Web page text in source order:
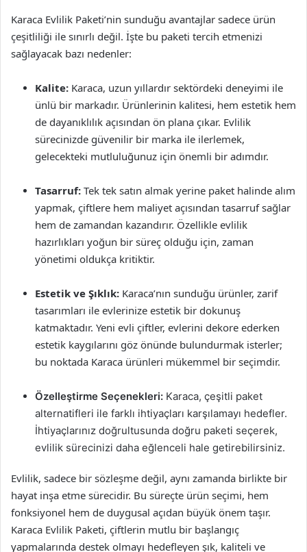
Karaca Evlilik Paketi’nin sunduğu avantajlar sadece ürün
çeşitliliği ile sınırlı değil. İşte bu paketi tercih etmenizi
sağlayacak bazı nedenler:
Kalite: Karaca, uzun yıllardır sektördeki deneyimi ile
ünlü bir markadır. Ürünlerinin kalitesi, hem estetik hem
de dayanıklılık açısından ön plana çıkar. Evlilik
sürecinizde güvenilir bir marka ile ilerlemek,
gelecekteki mutluluğunuz için önemli bir adımdır.
Tasarruf: Tek tek satın almak yerine paket halinde alım
yapmak, çiftlere hem maliyet açısından tasarruf sağlar
hem de zamandan kazandırır. Özellikle evlilik
hazırlıkları yoğun bir süreç olduğu için, zaman
yönetimi oldukça kritiktir.
Estetik ve Şıklık: Karaca’nın sunduğu ürünler, zarif
tasarımları ile evlerinize estetik bir dokunuş
katmaktadır. Yeni evli çiftler, evlerini dekore ederken
estetik kaygılarını göz önünde bulundurmak isterler;
bu noktada Karaca ürünleri mükemmel bir seçimdir.
Özelleştirme Seçenekleri: Karaca, çeşitli paket
alternatifleri ile farklı ihtiyaçları karşılamayı hedefler.
İhtiyaçlarınız doğrultusunda doğru paketi seçerek,
evlilik sürecinizi daha eğlenceli hale getirebilirsiniz.
Evlilik, sadece bir sözleşme değil, aynı zamanda birlikte bir
hayat inşa etme sürecidir. Bu süreçte ürün seçimi, hem
fonksiyonel hem de duygusal açıdan büyük önem taşır.
Karaca Evlilik Paketi, çiftlerin mutlu bir başlangıç
yapmalarında destek olmayı hedefleyen şık, kaliteli ve